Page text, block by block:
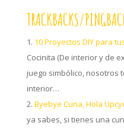
TRACKBACKS/
10 Proyectos DIY para
Cocinita (De interior y de
juego simbólico, nosotros
interior…
Byebye Cuna, Hola
ya sabes, si tienes una